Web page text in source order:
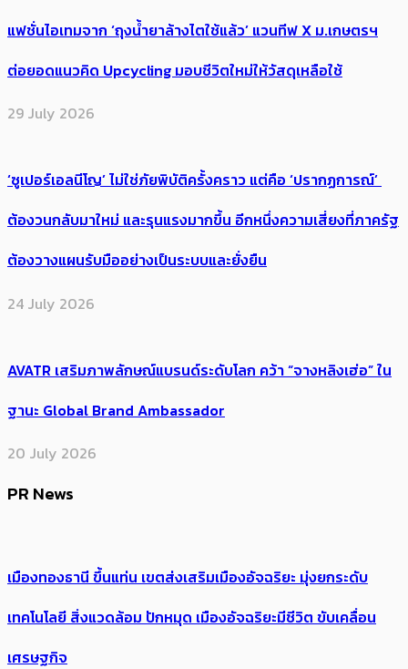
แฟชั่นไอเทมจาก ‘ถุงน้ำยาล้างไตใช้แล้ว’ แวนทีฟ X ม.เกษตรฯ
ต่อยอดแนวคิด Upcycling มอบชีวิตใหม่ให้วัสดุเหลือใช้
29 July 2026
‘ซูเปอร์เอลนีโญ’ ไม่ใช่ภัยพิบัติครั้งคราว แต่คือ ‘ปรากฏการณ์’ ​
ต้อง​วนกลับมาใหม่ และรุนแรงมากขึ้น อีกหนึ่งความเสี่ยงที่ภาครัฐ
ต้องวางแผนรับมืออย่างเป็นระบบและยั่งยืน
24 July 2026
AVATR เสริมภาพลักษณ์แบรนด์ระดับโลก คว้า “จางหลิงเฮ่อ” ใน
ฐานะ Global Brand Ambassador
20 July 2026
PR News
เมืองทองธานี ขึ้นแท่น เขตส่งเสริมเมืองอัจฉริยะ มุ่งยกระดับ
เทคโนโลยี สิ่งแวดล้อม ปักหมุด เมืองอัจฉริยะมีชีวิต ขับเคลื่อน
เศรษฐกิจ